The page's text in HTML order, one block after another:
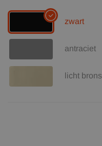
zwart
antraciet
licht brons